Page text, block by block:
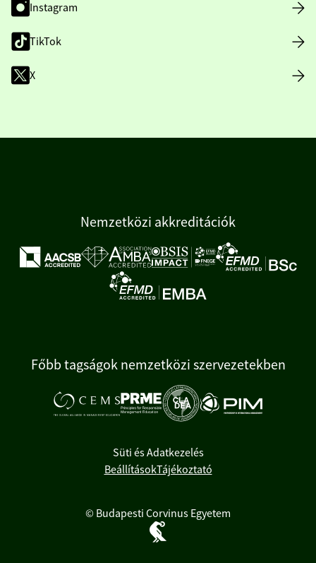
Instagram
TikTok
X
Nemzetközi akkreditációk
Főbb tagságok nemzetközi szervezetekben
Süti és Adatkezelés
BeállításokTájékoztató
© Budapesti Corvinus Egyetem